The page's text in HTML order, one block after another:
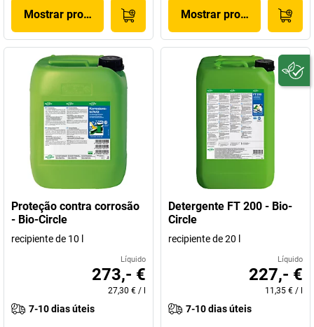
Mostrar produto Mostrar produto
Proteção contra corrosão
- Bio-Circle
recipiente de 10 l
Líquido
273,- €
27,30 € /
7-10 dias úteis
Detergente FT 200 - Bio-
Circle
recipiente de 20 l
Líquido
227,- €
11,35 € /
7-10 dias úteis